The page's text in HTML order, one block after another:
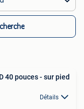
40 pouces - sur pied
Détails